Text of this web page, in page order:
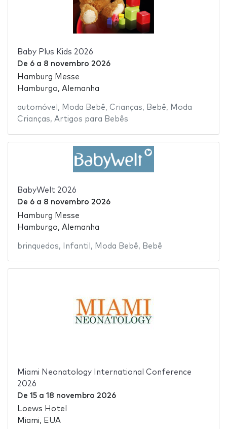
Baby Plus Kids 2026
De 6a 8 novembro 2026
Hamburg Messe
Hamburgo, Alemanha
automóvel , Moda Bebê, Crianças, Bebê, Moda
Crianças, Artigos para Bebês
BabyWelt 2026
De 6a 8 novembro 2026
Hamburg Messe
Hamburgo, Alemanha
brinquedos, Infantil , Moda Bebê, Bebê
Miami Neonatology International Conference
2026
De 15a 18 novembro 2026
Loews Hotel
Miami, EUA